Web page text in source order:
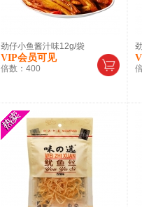
劲仔小鱼酱汁味12g/袋
VIP会员可见
倍数： 400